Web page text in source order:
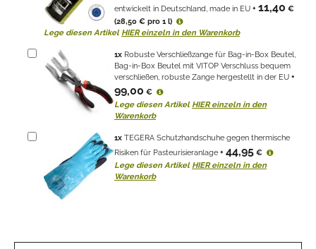
entwickelt in Deutschland, made in EU + 11,40 €
(28,50 € pro 1 l)
Lege diesen Artikel HIER einzeln in den Warenkorb
1x Robuste Verschließzange für Bag-in-Box Beutel,
Bag-in-Box Beutel mit VITOP Verschluss bequem
verschließen, robuste Zange hergestellt in der EU +
99,00 €
Lege diesen Artikel HIER einzeln in den
Warenkorb
1x TEGERA Schutzhandschuhe gegen thermische
Risiken für Pasteurisieranlage + 44,95 €
Lege diesen Artikel HIER einzeln in den
Warenkorb